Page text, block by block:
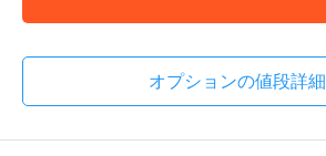
オプションの値段詳細